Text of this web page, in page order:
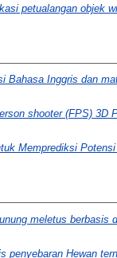
petualangan objek
Bahasa Inggris dan
shooter (FPS) 3D
Memprediksi
meletus berbasis
penyebaran Hewan